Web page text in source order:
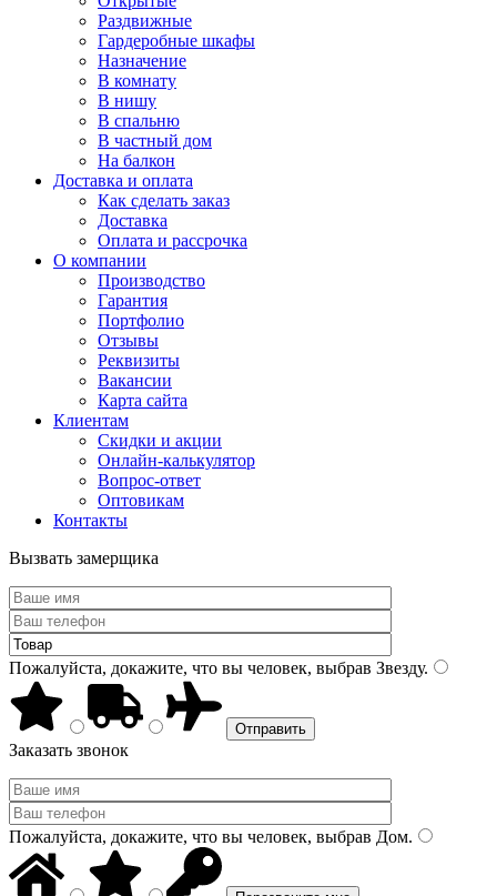
Раздвижные
Гардеробные шкафы
Назначение
В комнату
В нишу
В спальню
В частный дом
На балкон
Доставка и оплата
Как сделать заказ
Доставка
Оплата и рассрочка
О компании
Производство
Гарантия
Портфолио
Отзывы
Реквизиты
Вакансии
Карта сайта
Клиентам
Скидки и акции
Онлайн-калькулятор
Вопрос-ответ
Оптовикам
Контакты
Вызвать замерщика
Пожалуйста, докажите, что вы человек, выбрав Звезду.
Заказать звонок
Пожалуйста, докажите, что вы человек, выбрав Дом.